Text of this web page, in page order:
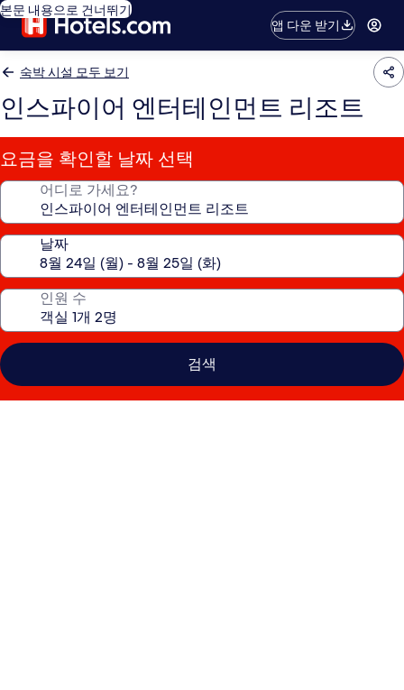
본문 내용으로 건너뛰기
앱 다운 받기
숙박 시설 모두 보기
인스파이어 엔터테인먼트 리조트
요금을 확인할 날짜 선택
어디로 가세요?
날짜
인원 수
검색